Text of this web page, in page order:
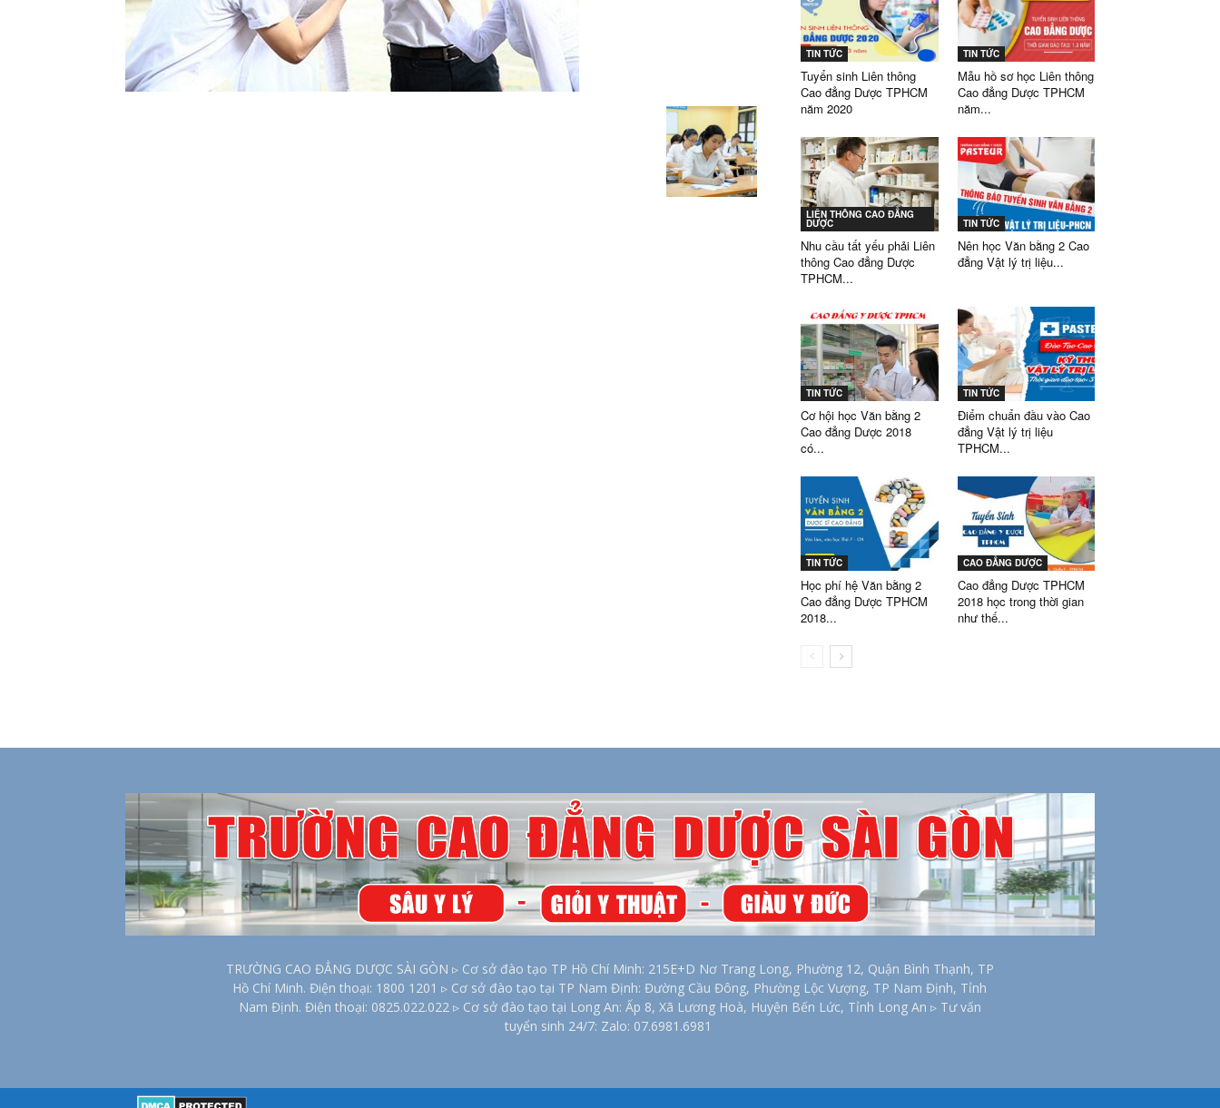
TIN TỨC
Tuyển sinh Liên thông
Cao đẳng Dược TPHCM
năm 2020
TIN TỨC
Mẫu hồ sơ học Liên thông
Cao đẳng Dược TPHCM
năm...
LIÊN THÔNG CAO ĐẲNG
DƯỢC
Nhu cầu tất yếu phải Liên
thông Cao đẳng Dược
TPHCM...
TIN TỨC
Nên học Văn bằng 2 Cao
đẳng Vật lý trị liệu...
TIN TỨC
Cơ hội học Văn bằng 2
Cao đẳng Dược 2018
có...
TIN TỨC
Điểm chuẩn đầu vào Cao
đẳng Vật lý trị liệu
TPHCM...
TIN TỨC
Học phí hệ Văn bằng 2
Cao đẳng Dược TPHCM
2018...
CAO ĐẲNG DƯỢC
Cao đẳng Dược TPHCM
2018 học trong thời gian
như thế...
TRƯỜNG CAO ĐẲNG DƯỢC SÀI GÒN ▹ Cơ sở đào tạo TP Hồ Chí Minh: 215E+D Nơ Trang Long, Phường 12, Quận Bình Thạnh, TP
Hồ Chí Minh. Điện thoại: 1800 1201 ▹ Cơ sở đào tạo tại TP Nam Định: Đường Cầu Đông, Phường Lộc Vượng, TP Nam Định, Tỉnh
Nam Định. Điện thoại: 0825.022.022 ▹ Cơ sở đào tạo tại Long An: Ấp 8, Xã Lương Hoà, Huyện Bến Lức, Tỉnh Long An ▹ Tư vấn
tuyển sinh 24/7: Zalo: 07.6981.6981